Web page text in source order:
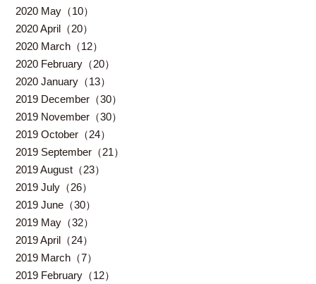
2020 May（10）
2020 April（20）
2020 March（12）
2020 February（20）
2020 January（13）
2019 December（30）
2019 November（30）
2019 October（24）
2019 September（21）
2019 August（23）
2019 July（26）
2019 June（30）
2019 May（32）
2019 April（24）
2019 March（7）
2019 February（12）